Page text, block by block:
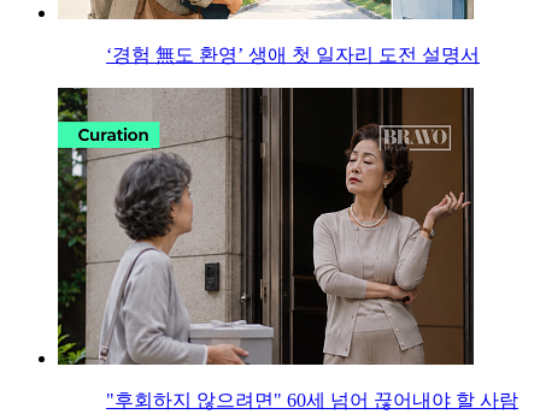
‘경험 無도 환영’ 생애 첫 일자리 도전 설명서
"후회하지 않으려면" 60세 넘어 끊어내야 할 사람